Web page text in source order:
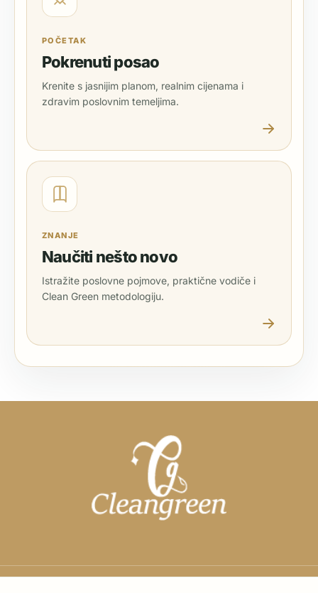
POČETAK
Pokrenuti posao
Krenite s jasnijim planom, realnim cijenama i
zdravim poslovnim temeljima.
ZNANJE
Naučiti nešto novo
Istražite poslovne pojmove, praktične vodiče i
Clean Green metodologiju.